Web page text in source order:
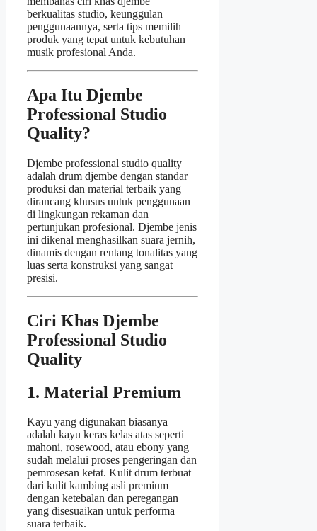
berkualitas studio, keunggulan
penggunaannya, serta tips memilih
produk yang tepat untuk kebutuhan
musik profesional Anda.
Apa Itu Djembe
Professional Studio
Quality?
Djembe professional studio quality
adalah drum djembe dengan standar
produksi dan material terbaik yang
dirancang khusus untuk penggunaan
di lingkungan rekaman dan
pertunjukan profesional. Djembe jenis
ini dikenal menghasilkan suara jernih,
dinamis dengan rentang tonalitas yang
luas serta konstruksi yang sangat
presisi.
Ciri Khas Djembe
Professional Studio
Quality
1. Material Premium
Kayu yang digunakan biasanya
adalah kayu keras kelas atas seperti
mahoni, rosewood, atau ebony yang
sudah melalui proses pengeringan dan
pemrosesan ketat. Kulit drum terbuat
dari kulit kambing asli premium
dengan ketebalan dan peregangan
yang disesuaikan untuk performa
suara terbaik.